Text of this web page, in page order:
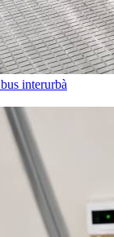
interurbà